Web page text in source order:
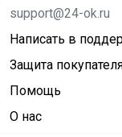
support@24-ok.ru
Написать в
Защита
Помощь
О нас